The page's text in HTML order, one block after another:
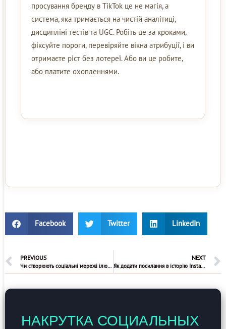
просування бренду в TikTok це не магія, а
система, яка тримається на чистій аналітиці,
дисципліні тестів та UGC. Робіть це за кроками,
фіксуйте пороги, перевіряйте вікна атрибуції, і ви
отримаєте ріст без лотереї. Або ви це робите,
або платите охопленнями.
Facebook Twitter LinkedIn
PREVIOUS
Чи створюють соціальні мережі ілюзію особистої свободи чи обмежують наш вибір?
NEXT
Як додати посилання в історію Instagram
НАКРУТКА СОЦИАЛЬНЫХ